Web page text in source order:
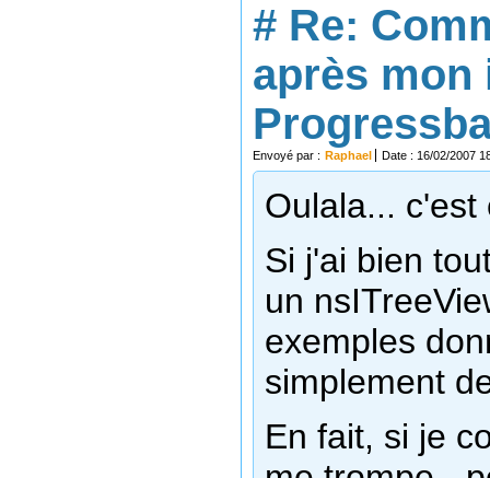
# Re:
après mon
Envoyé par : Raphael Date : 16/02/2007
Oulala...
Si j'ai bien
un
exemples
simplement
En fait, si je